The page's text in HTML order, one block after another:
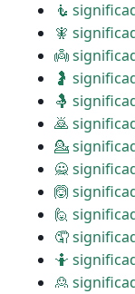
🧜
🧚
👼
🤰
🤱
🙇
💁
🙅
🙆
🙋
🤦
🤷
🙎